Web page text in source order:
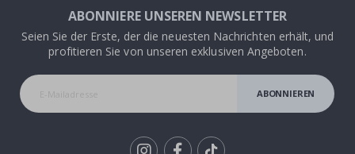
ABONNIERE UNSEREN NEWSLETTER
Seien Sie der Erste, der die neuesten Nachrichten erhält, und
profitieren Sie von unseren exklusiven Angeboten.
ABONNIEREN